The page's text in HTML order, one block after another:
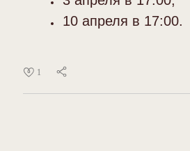
10 апреля в 17:00.
1